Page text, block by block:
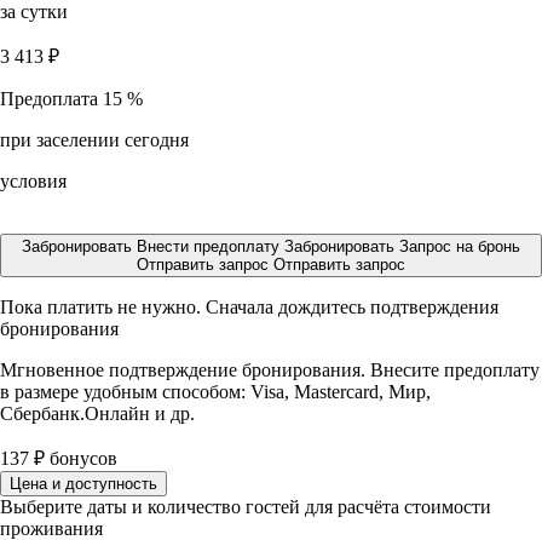
за сутки
3 413 ₽
Предоплата 15 %
при заселении сегодня
условия
Забронировать Внести предоплату Забронировать Запрос на бронь
Отправить запрос Отправить запрос
Пока платить не нужно. Сначала дождитесь подтверждения
бронирования
Мгновенное подтверждение бронирования. Внесите предоплату
в размере удобным способом: Visa, Mastercard, Мир,
Сбербанк.Онлайн и др.
137 ₽ бонусов
Цена и доступность
Выберите даты и количество гостей для расчёта стоимости
проживания